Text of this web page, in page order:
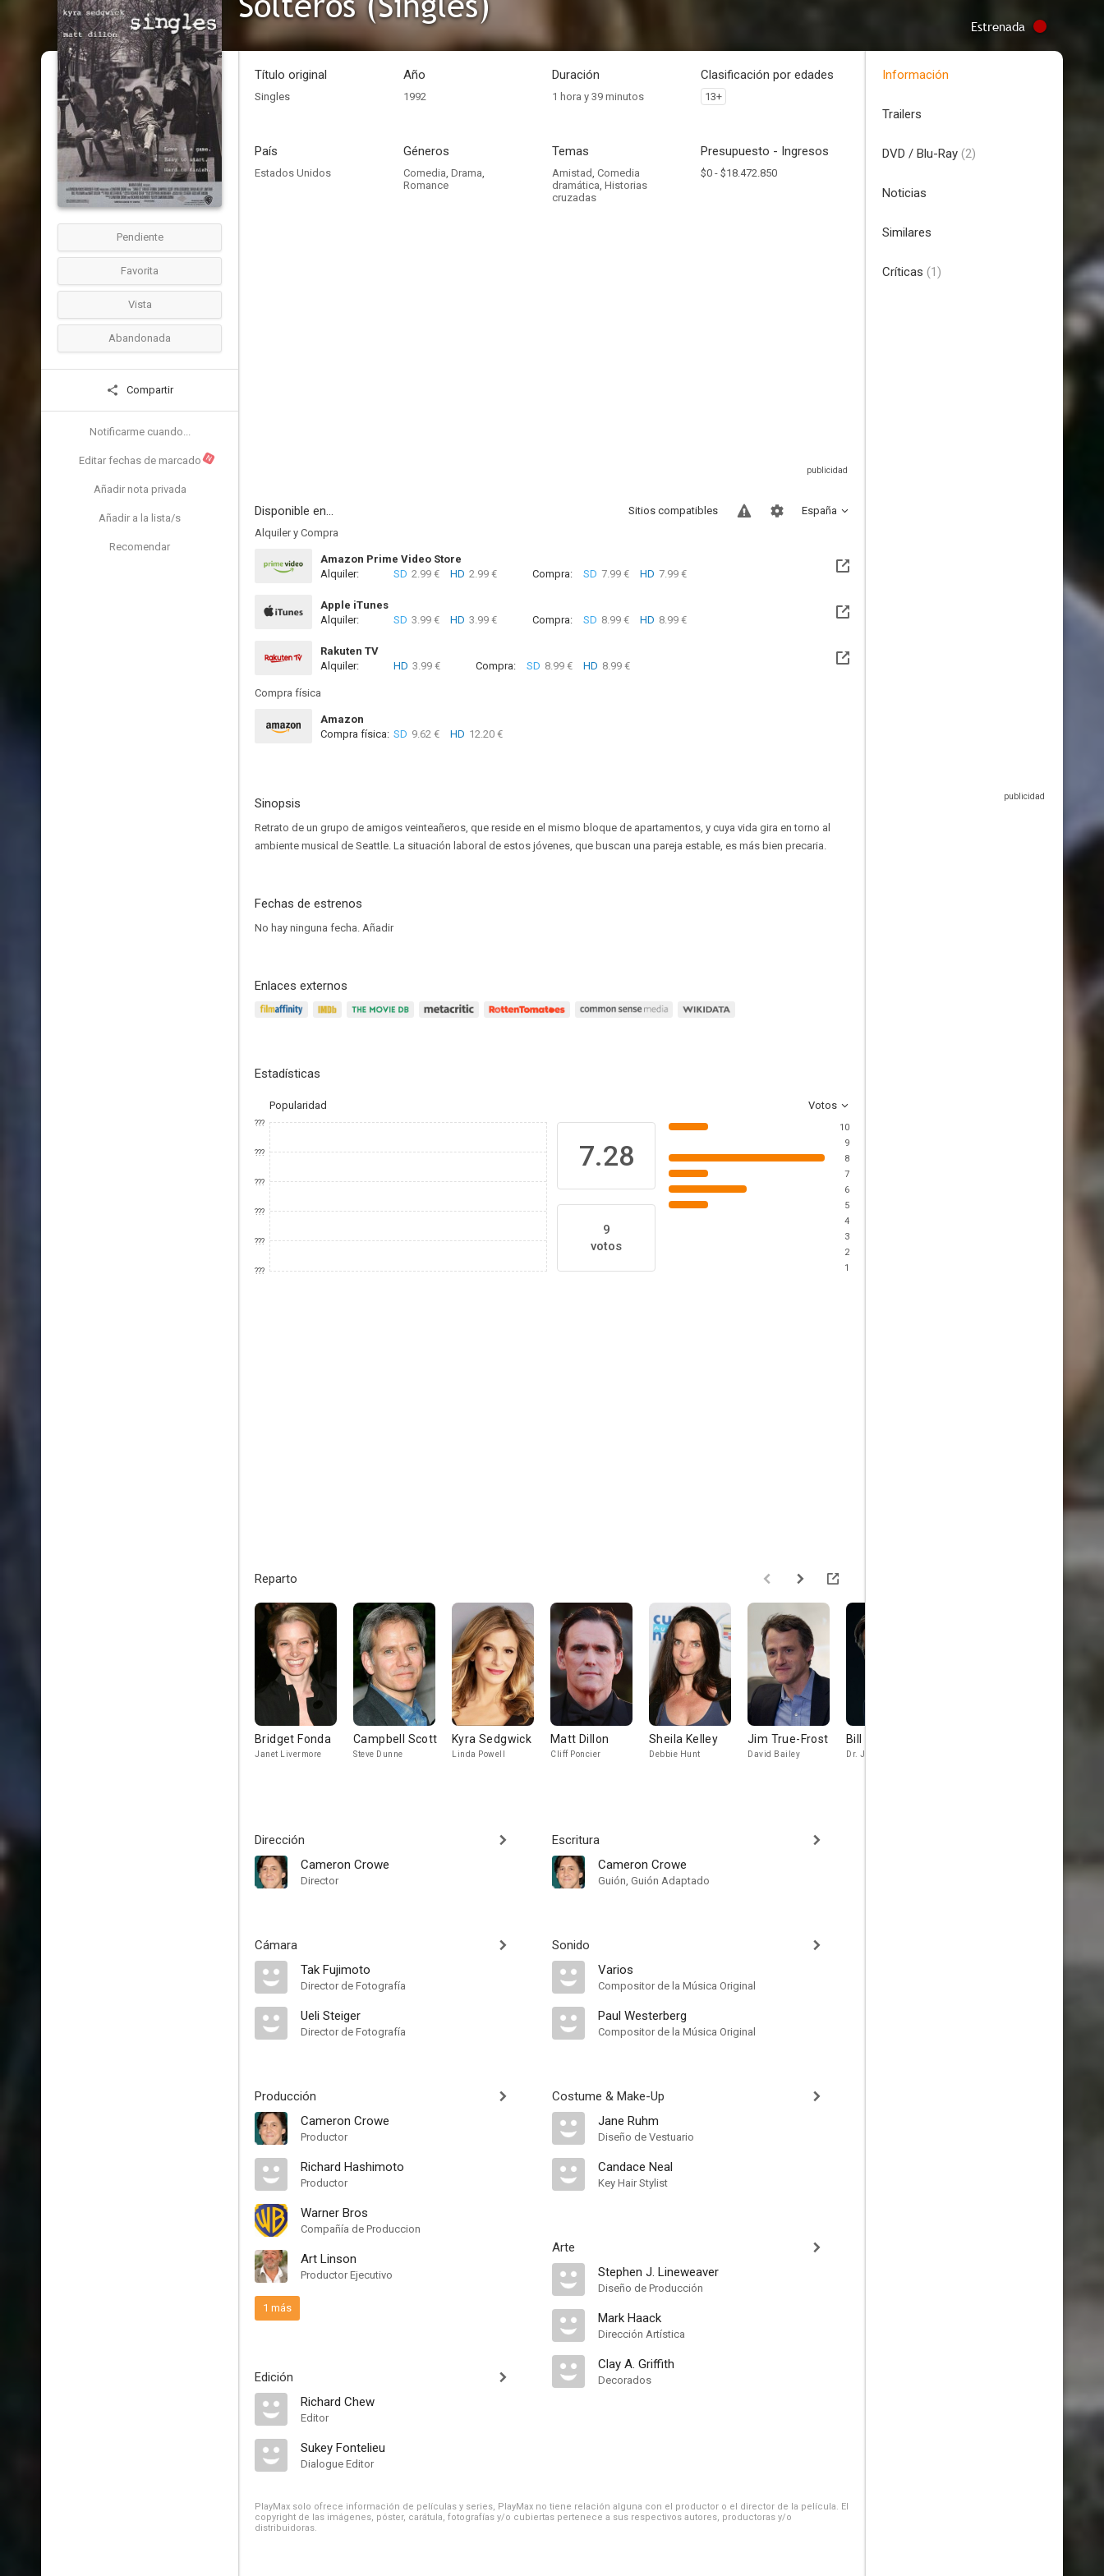
Estrenada
Pendiente
Favorita
Vista
Abandonada
Compartir
Notificarme cuando...
Editar fechas de marcado N
Añadir nota privada
Añadir a la lista/s
Recomendar
Título original
Singles
Año
1992
Duración
1 hora y 39 minutos
Clasificación por edades
13+
País
Estados Unidos
Géneros
Comedia, Drama,
Romance
Temas
Amistad, Comedia
dramática, Historias
cruzadas
Presupuesto - Ingresos
$0 - $18.472.850
Disponible en... España
Sitios compatibles
Alquiler y Compra
Amazon Prime Video Store
Alquiler:
SD 2.99 € HD 2.99 € Compra: SD 7.99 € HD 7.99 €
Apple iTunes
Alquiler:
SD 3.99 € HD 3.99 € Compra: SD 8.99 € HD 8.99 €
Rakuten TV
Alquiler:
HD 3.99 € Compra: SD 8.99 € HD 8.99 €
Compra física
Amazon
Compra física: SD 9.62 € HD 12.20 €
Sinopsis
Retrato de un grupo de amigos veinteañeros, que reside en el mismo bloque de apartamentos, y cuya vida gira en torno al
ambiente musical de Seattle. La situación laboral de estos jóvenes, que buscan una pareja estable, es más bien precaria.
Fechas de estrenos
No hay ninguna fecha. Añadir
Enlaces externos
Estadísticas
Popularidad Votos
???
???
???
???
???
???
7.28
9
votos
10
9
8
7
6
5
4
3
2
1
Reparto
Bridget Fonda
Janet Livermore
Campbell Scott
Steve Dunne
Kyra Sedgwick
Linda Powell
Matt Dillon
Cliff Poncier
Sheila Kelley
Debbie Hunt
Jim True-Frost
David Bailey
Bill Pullman
Dr. Jeffrey Jamison
Dirección
Cameron Crowe
Director
Cámara
Tak Fujimoto
Director de Fotografía
Ueli Steiger
Director de Fotografía
Producción
Cameron Crowe
Productor
Richard Hashimoto
Productor
Warner Bros
Compañía de Produccion
Art Linson
Productor Ejecutivo
1 más
Edición
Richard Chew
Editor
Sukey Fontelieu
Dialogue Editor
Escritura
Cameron Crowe
Guión, Guión Adaptado
Sonido
Varios
Compositor de la Música Original
Paul Westerberg
Compositor de la Música Original
Costume & Make-Up
Jane Ruhm
Diseño de Vestuario
Candace Neal
Key Hair Stylist
Arte
Stephen J. Lineweaver
Diseño de Producción
Mark Haack
Dirección Artística
Clay A. Griffith
Decorados
PlayMax solo ofrece información de películas y series, PlayMax no tiene relación alguna con el productor o el director de la película. El
copyright de las imágenes, póster, carátula, fotografías y/o cubiertas pertenece a sus respectivos autores, productoras y/o
distribuidoras.
Información
Trailers
DVD / Blu-Ray (2)
Noticias
Similares
Críticas (1)